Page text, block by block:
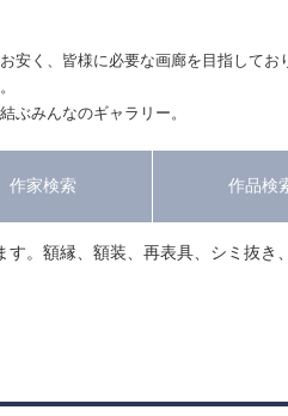
安く、皆様に必要な画廊を目指してお
ぶみんなのギャラリー。
作家検索 作品検
。額縁、額装、再表具、シミ抜き